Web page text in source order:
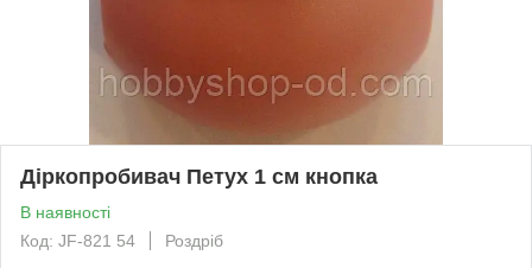
Діркопробивач Петух 1 см кнопка
В наявності
Код: JF-821 54
Роздріб